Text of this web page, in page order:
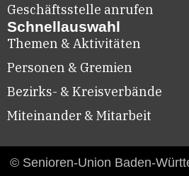
Geschäftsstelle anrufen
Schnellauswahl
Themen & Aktivitäten
Personen & Gremien
Bezirks- & Kreisverbände
Miteinander & Mitarbeit
© Senioren-Union Baden-